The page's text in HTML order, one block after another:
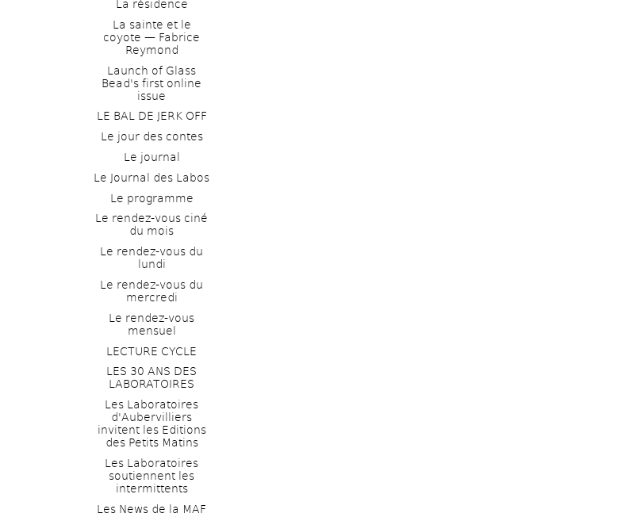
La résidence
La sainte et le
coyote — Fabrice
Reymond
Launch of Glass
Bead's first online
issue
LE BAL DE JERK OFF
Le jour des contes
Le journal
Le Journal des Labos
Le programme
Le rendez-vous ciné
du mois
Le rendez-vous du
lundi
Le rendez-vous du
mercredi
Le rendez-vous
mensuel
LECTURE CYCLE
LES 30 ANS DES
LABORATOIRES
Les Laboratoires
d'Aubervilliers
invitent les Editions
des Petits Matins
Les Laboratoires
soutiennent les
intermittents
Les News de la MAF